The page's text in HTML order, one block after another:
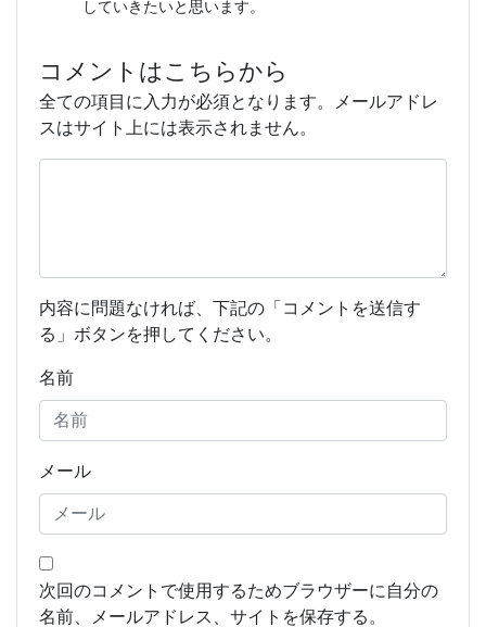
していきたいと思います。
コメントはこちらから
全ての項目に入力が必須となります。メールアドレ
スはサイト上には表示されません。
内容に問題なければ、下記の「コメントを送信す
る」ボタンを押してください。
名前
メール
次回のコメントで使用するためブラウザーに自分の
名前、メールアドレス、サイトを保存する。